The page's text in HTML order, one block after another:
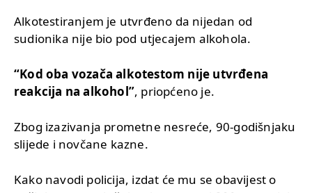
Alkotestiranjem je utvrđeno da nijedan od
sudionika nije bio pod utjecajem alkohola.
“Kod oba vozača alkotestom nije utvrđena
reakcija na alkohol”, priopćeno je.
Zbog izazivanja prometne nesreće, 90-godišnjaku
slijede i novčane kazne.
Kako navodi policija, izdat će mu se obavijest o